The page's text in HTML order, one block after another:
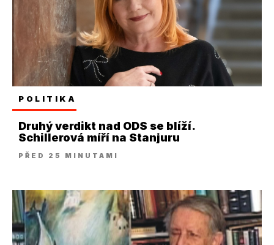
POLITIKA
Druhý verdikt nad ODS se blíží.
Schillerová míří na Stanjuru
PŘED 25 MINUTAMI